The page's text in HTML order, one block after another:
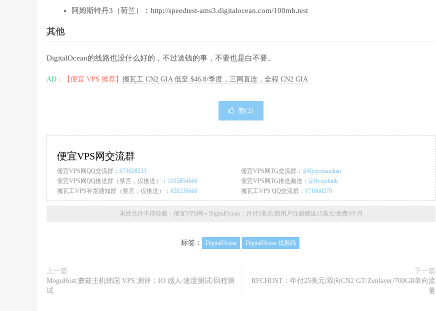
阿姆斯特丹3（荷兰）：http://speedtest-ams3.digitalocean.com/100mb.test
其他
DigitalOcean的线路也没什么好的，不过送钱的事，不要也是白不要。
AD： 【便宜 VPS 推荐】 搬瓦工 CN2 GIA 低至 $46.8/季度，三网直连，全程 CN2 GIA
赞(2)
便宜VPS网交流群
便宜VPS网QQ交流群： 973028233 便宜VPS网TG交流群： @flyzyxiaozhan
便宜VPS网QQ推送群（禁言，仅推送）： 1035854666 便宜VPS网TG推送频道： @flyzythink
搬瓦工VPS补货通知群（禁言，仅推送）： 659236660 搬瓦工VPS QQ交流群： 171060270
未经允许不得转载： 便宜VPS网 » DigitalOcean：月付5美元/新用户注册赠送15美元/免费3个月
标签： DigitalOcean DigitalOcean 优惠码
上一篇
MoguHost/蘑菇主机韩国 VPS 测评：IO 感人/速度测试/回程测
试
下一篇
RFCHOST：年付25美元/双向CN2 GT/Zenlayer/700GB单向流
量